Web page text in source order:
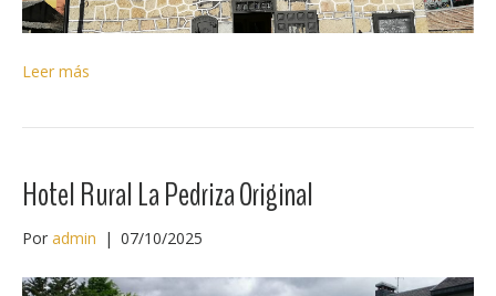
Leer más
Hotel Rural La Pedriza Original
Por admin | 07/10/2025